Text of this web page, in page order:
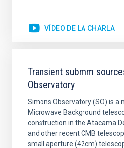
VÍDEO DE LA CHARLA
Transient submm
Observatory
Simons Observatory (SO) is a
Microwave Background
construction in the Atacama
and other recent CMB
small aperture (42cm)